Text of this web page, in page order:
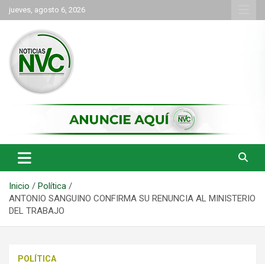
Saltar
al
contenido
jueves, agosto 6, 2026
NVC Noticias
Inicio
Política
ANTONIO SANGUINO CONFIRMA SU RENUNCIA AL MINISTERIO
DEL TRABAJO
POLÍTICA